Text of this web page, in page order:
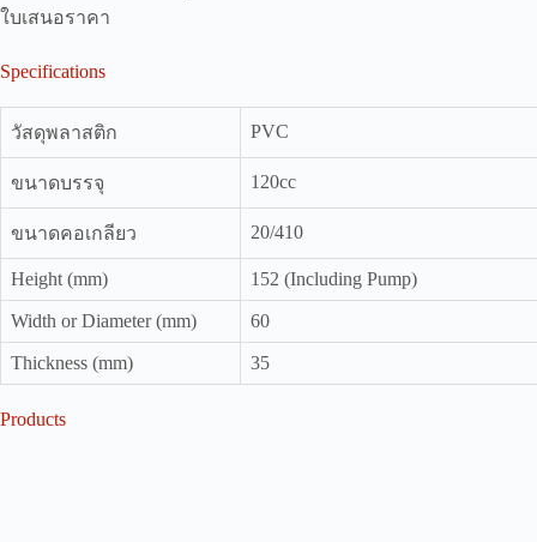
ใบเสนอราคา
Specifications
วัสดุพลาสติก PVC
ขนาดบรรจุ 120cc
ขนาดคอเกลียว 20/410
Height (mm) 152 (Including Pump)
Width or Diameter (mm) 60
Thickness (mm) 35
Products